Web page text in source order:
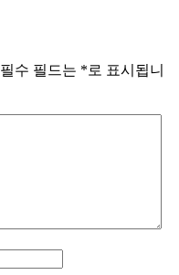
필수 필드는 *로 표시됩니